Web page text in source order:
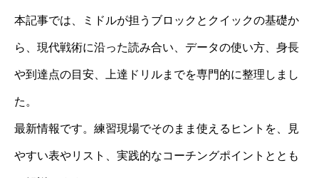
本記事では、ミドルが担うブロックとクイックの基礎か
ら、現代戦術に沿った読み合い、データの使い方、身長
や到達点の目安、上達ドリルまでを専門的に整理しまし
た。
最新情報です。練習現場でそのまま使えるヒントを、見
やすい表やリスト、実践的なコーチングポイントととも